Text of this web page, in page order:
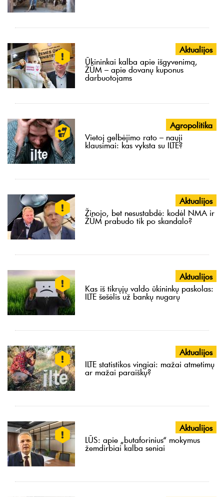
Aktualijos
Ūkininkai kalba apie išgyvenimą,
ŽŪM – apie dovanų kuponus
darbuotojams
Agropolitika
Vietoj gelbėjimo rato – nauji
klausimai: kas vyksta su ILTĖ?
Aktualijos
Žinojo, bet nesustabdė: kodėl NMA ir
ŽŪM prabudo tik po skandalo?
Aktualijos
Kas iš tikrųjų valdo ūkininkų paskolas:
ILTE šešėlis už bankų nugarų
Aktualijos
ILTE statistikos vingiai: mažai atmetimų
ar mažai paraiškų?
Aktualijos
LŪS: apie „butaforinius“ mokymus
žemdirbiai kalba seniai